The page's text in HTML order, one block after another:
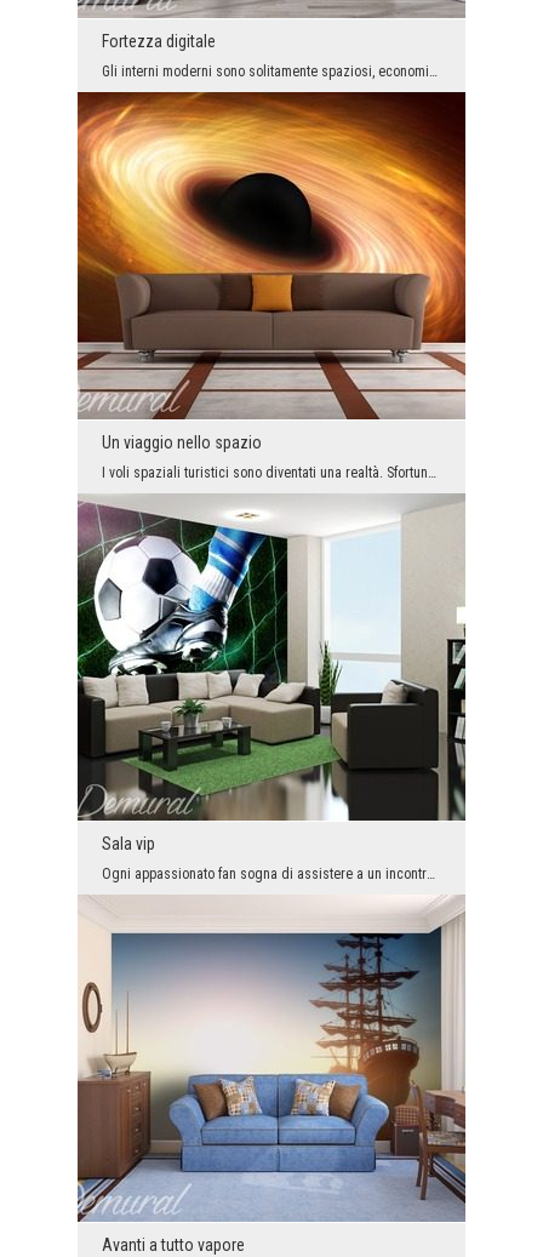
Fortezza digitale
Gli interni moderni sono solitamente spaziosi, economici, impreziositi da gadget digitali e - pur...
Un viaggio nello spazio
I voli spaziali turistici sono diventati una realtà. Sfortunatamente, pochi possono permettersi d...
Sala vip
Ogni appassionato fan sogna di assistere a un incontro di alto livello dalla prospettiva di una p...
Avanti a tutto vapore